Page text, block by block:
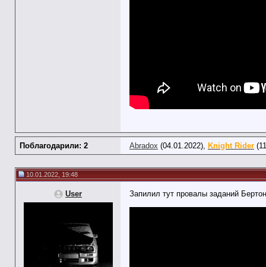
Поблагодарили: 2 Abradox (04.01.2022), Knight Rider
10.01.2022, 19:48
User Запилил тут провалы заданий